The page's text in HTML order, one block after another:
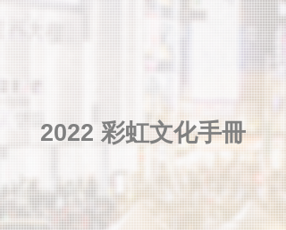
2022 彩虹文化手冊